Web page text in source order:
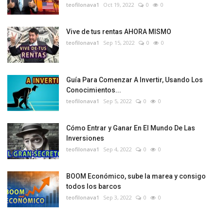
teofilonava1 Oct 19, 2022 0 0
Vive de tus rentas AHORA MISMO
teofilonava1 Sep 15, 2022 0 0
Guía Para Comenzar A Invertir, Usando Los
Conocimientos...
teofilonava1 Sep 5, 2022 0 0
Cómo Entrar y Ganar En El Mundo De Las
Inversiones
teofilonava1 Sep 4, 2022 0 0
BOOM Económico, sube la marea y consigo
todos los barcos
teofilonava1 Sep 3, 2022 0 0